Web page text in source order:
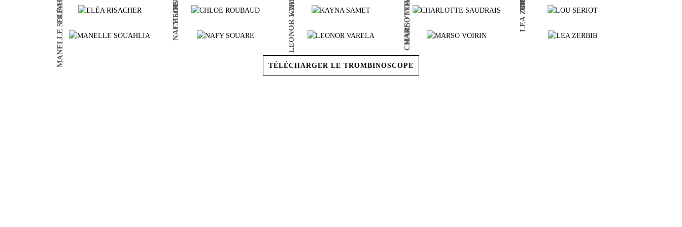
MANELLE SOUAHLIA NAFY SOUARE LEONOR VARELA MARSO VOIRIN
TÉLÉCHARGER LE TROMBINOSCOPE